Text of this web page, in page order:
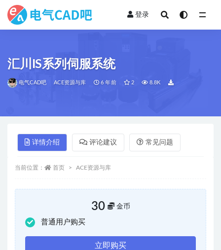
登录
汇川IS系列伺服系统
电气CAD吧 ACE资源与库 6 年前 2 8.8K
详情介绍 评论建议 常见问题
当前位置： 首页 ACE资源与库
30 金币
普通用户购买
立即购买